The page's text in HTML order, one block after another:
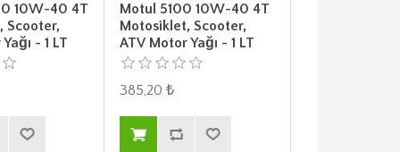
10W-40 4T
Scooter,
- 1 LT
Motul 5100 10W-40 4T
Motosiklet, Scooter,
ATV Motor Yağı - 1 LT
385,20 ₺